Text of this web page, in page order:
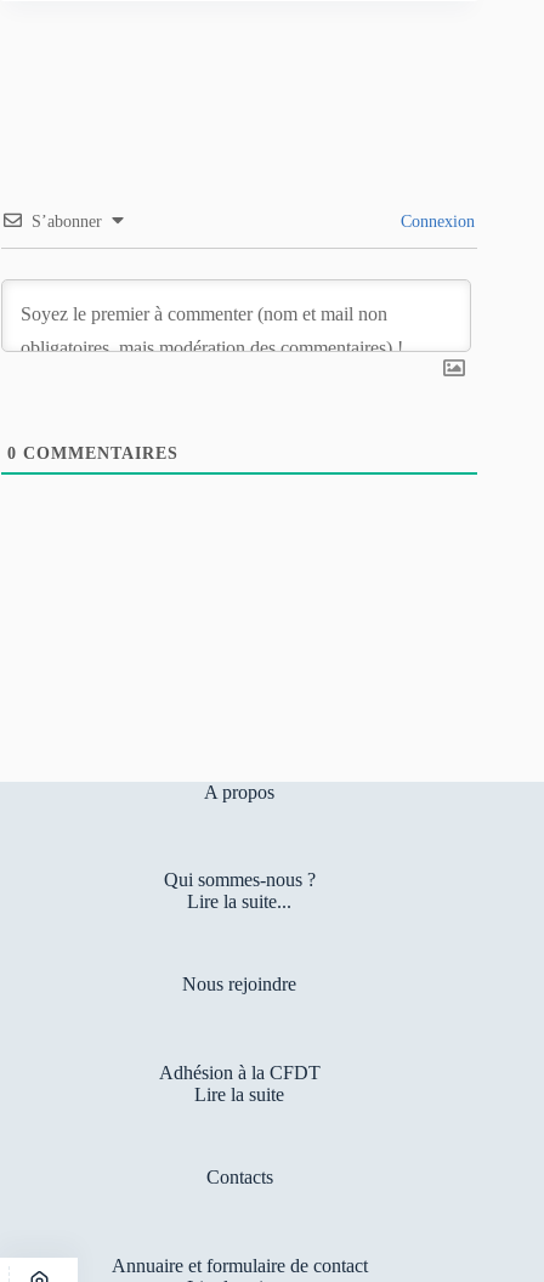
S’abonner Connexion
0 COMMENTAIRES
A propos
Qui sommes-nous ?
Lire la suite...
Nous rejoindre
Adhésion à la CFDT
Lire la suite
Contacts
Annuaire et formulaire de contact